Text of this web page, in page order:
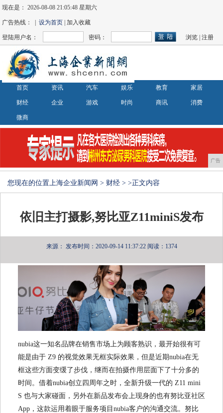
现在是：2026-08-08 21:05:50 星期六
广告热线： |设为首页 | 加入收藏
登陆用户名： 密码： 浏览 |注册
首页 资讯 汽车 娱乐 教育 家居
财经 企业 游戏 时尚 商讯 消费
微商
广告
您现在的位置上海企业新闻网 > 财经 > >正文内容
依旧主打摄影,努比亚Z11miniS发布
来源： 发布时间：2020-09-14 11:37:22 阅读：1374
nubia这一知名品牌在销售市场上为顾客熟识，最开始很有可
能是由于 Z9 的视觉效果无框实际效果，但是近期nubia在无
框这些方面变缓了步伐，继而在拍摄作用层面下了十分多的
时间。借着nubia创立四周年之时，全新升级一代的 Z11 mini
S 也与大家碰面，另外在新品发布会上现身的也有努比亚社区
App，这款运用着眼于服务项目nubia客户的沟通交流。努比